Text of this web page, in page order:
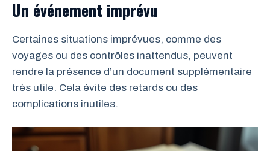
Un événement imprévu
Certaines situations imprévues, comme des
voyages ou des contrôles inattendus, peuvent
rendre la présence d’un document supplémentaire
très utile. Cela évite des retards ou des
complications inutiles.